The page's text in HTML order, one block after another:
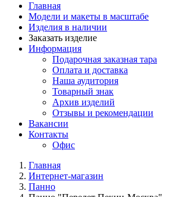
Главная
Модели и макеты в масштабе
Изделия в наличии
Заказать изделие
Информация
Подарочная заказная тара
Оплата и доставка
Наша аудитория
Товарный знак
Архив изделий
Отзывы и рекомендации
Вакансии
Контакты
Офис
Главная
Интернет-магазин
Панно